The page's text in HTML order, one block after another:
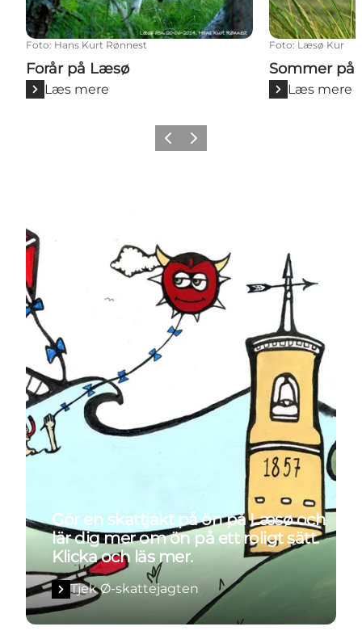
Foto: Hans Kurt Rønnest
Forår på Læsø
Læs mere
Foto: Læsø Kur
Sommer på
Læs mere
Forrige billede
Næste billede
Gör en skattjakt på ön på Læsø och
lär dig mer om ön på ett roligt sätt.
Klicka och läs mer.
Tjek Ø-skattejagten